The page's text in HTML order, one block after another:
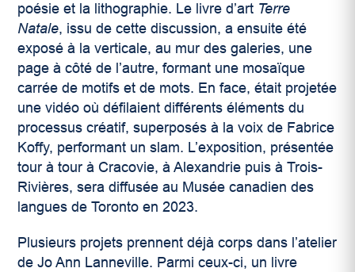
poésie et la lithographie. Le livre d’art Terre
Natale, issu de cette discussion, a ensuite été
exposé à la verticale, au mur des galeries, une
page à côté de l’autre, formant une mosaïque
carrée de motifs et de mots. En face, était projetée
une vidéo où défilaient différents éléments du
processus créatif, superposés à la voix de Fabrice
Koffy, performant un slam. L’exposition, présentée
tour à tour à Cracovie, à Alexandrie puis à Trois-
Rivières, sera diffusée au Musée canadien des
langues de Toronto en 2023.
Plusieurs projets prennent déjà corps dans l’atelier
de Jo Ann Lanneville. Parmi ceux-ci, un livre